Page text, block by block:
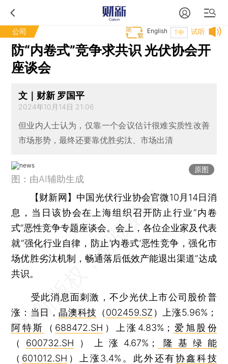
公司 试听
T中
English
防“内卷式”竞争求共识 光伏协会开
座谈会
文｜财新 罗国平
2024年10月14日 21:06
但业内人士认为，仅靠一个会议估计很难实质性改善
市场形势，最终还要靠优胜劣汰、市场出清
原图
图：由AI辅助生成
【财新网】 中国光伏行业协会官微10月14日消
息，当日该协会在上海组织召开防止行业“内卷
式”恶性竞争专题座谈会。会上，各位企业家及代表
就“强化行业自律，防止‘内卷式’恶性竞争，强化市
场优胜劣汰机制，畅通落后低效产能退出渠道”达成
共识。
受此消息面刺激，不少光伏上市公司股价普
涨：当日，晶澳科技 （002459.SZ ）上涨5.96%；
阿特斯
（ 688472.SH ）上涨4.83%； 爱旭股份
（ 600732.SH ）上涨4.67%；
隆基绿能
（ 601012.SH ）上涨3.4%。此外还有协鑫科技